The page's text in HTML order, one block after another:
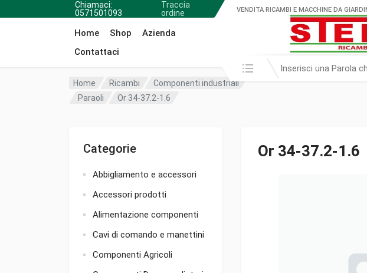
Chiamaci:
0571501093
Traccia
ordine
Home Shop
Azienda
Contattaci
VENDITA RICAMBI E MACCHINE DA
Cerca in:
Home Ricambi
Componenti industriali
Paraoli
Or 34-37.2-1.6
Categorie
Abbigliamento e accessori
Accessori prodotti
Alimentazione componenti
Cavi di comando e manettini
Componenti Agricoli
Or 34-37.2-1.6